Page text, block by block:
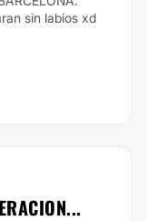
sin labios xd